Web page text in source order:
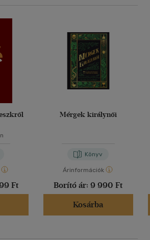
Ft
Mérgek királynői
Könyv
Árinformációk
Borító ár: 9 990 Ft
Kosárba